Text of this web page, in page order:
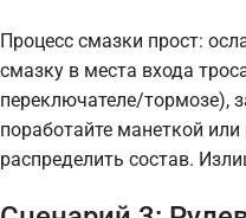
Процесс смазки прост:
смазку в места входа
переключателе/тормозе),
поработайте манеткой
распределить состав.